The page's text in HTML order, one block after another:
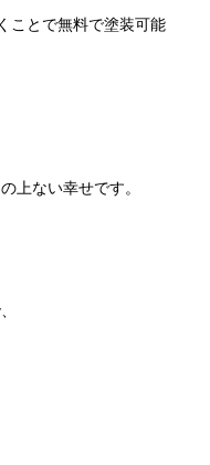
ことで無料で塗装可能
上ない幸せです。